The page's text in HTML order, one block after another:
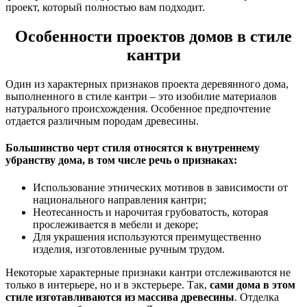
проект, который полностью вам подходит.
Особенности проектов домов в стиле
кантри
Один из характерных признаков проекта деревянного дома,
выполненного в стиле кантри – это изобилие материалов
натурального происхождения. Особенное предпочтение
отдается различным породам древесины.
Большинство черт стиля относятся к внутреннему
убранству дома, в том числе речь о признаках:
Использование этнических мотивов в зависимости от
национального направления кантри;
Неотесанность и нарочитая грубоватость, которая
прослеживается в мебели и декоре;
Для украшения используются преимущественно
изделия, изготовленные ручным трудом.
Некоторые характерные признаки кантри отслеживаются не
только в интерьере, но и в экстерьере. Так, сами дома в этом
стиле изготавливаются из массива древесины. Отделка